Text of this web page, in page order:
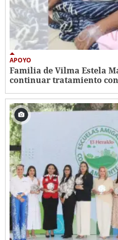
APOYO
Familia de Vilma Estela
continuar tratamiento